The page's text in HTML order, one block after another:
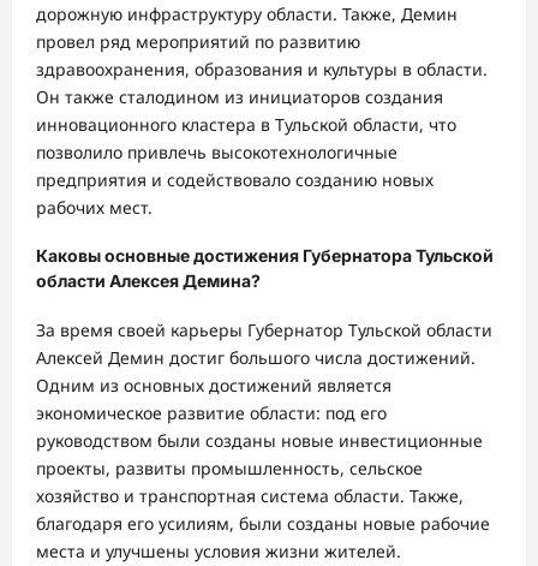
дорожную инфраструктуру области. Также, Демин
провел ряд мероприятий по развитию
здравоохранения, образования и культуры в области.
Он также сталодином из инициаторов создания
инновационного кластера в Тульской области, что
позволило привлечь высокотехнологичные
предприятия и содействовало созданию новых
рабочих мест.
Каковы основные достижения Губернатора Тульской
области Алексея Демина?
За время своей карьеры Губернатор Тульской области
Алексей Демин достиг большого числа достижений.
Одним из основных достижений является
экономическое развитие области: под его
руководством были созданы новые инвестиционные
проекты, развиты промышленность, сельское
хозяйство и транспортная система области. Также,
благодаря его усилиям, были созданы новые рабочие
места и улучшены условия жизни жителей.